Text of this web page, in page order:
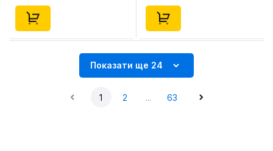
Показати ще 24
1 2 ... 63